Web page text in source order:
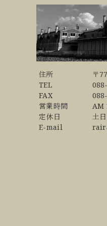
住所
〒
TEL
FAX
営業時間
AM
定休日
土
E-mail